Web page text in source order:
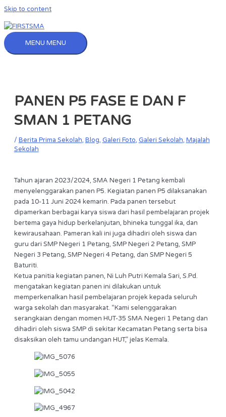
Skip to content
MENU MENU
PANEN P5 FASE E DAN F
SMAN 1 PETANG
/ Berita Prima Sekolah, Blog, Galeri Foto, Galeri Sekolah, Majalah
Sekolah
Tahun ajaran 2023/2024, SMA Negeri 1 Petang kembali
menyelenggarakan panen P5. Kegiatan panen P5 dilaksanakan
pada 10-11 Juni 2024 kemarin. Pada panen tersebut
dipamerkan berbagai karya siswa dari hasil pembelajaran projek
bertema gaya hidup berkelanjutan, bhineka tunggal ika, dan
kewirausahaan. Pameran kali ini juga dihadiri oleh siswa dan
guru dari SMP Negeri 1 Petang, SMP Negeri 2 Petang, SMP
Negeri 3 Petang, SMP Negeri 4 Petang, dan SMP Negeri 5
Baturiti.
Ketua panitia kegiatan panen, Ni Luh Putri Kemala Sari, S.Pd.
mengatakan kegiatan panen ini dilakukan untuk
memperkenalkan hasil pembelajaran projek kepada seluruh
warga sekolah dan masyarakat. “Kami selenggarakan
serangkaian dengan momen HUT-35 SMA Negeri 1 Petang dan
dihadiri oleh siswa SMP di sekitar Kecamatan Petang serta bisa
disaksikan oleh tamu undangan HUT,” jelas Kemala.